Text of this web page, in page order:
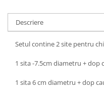
Descriere
Setul contine 2 site pentru
1 sita -7.5cm diametru + dop
1 sita 6 cm diametru + dop